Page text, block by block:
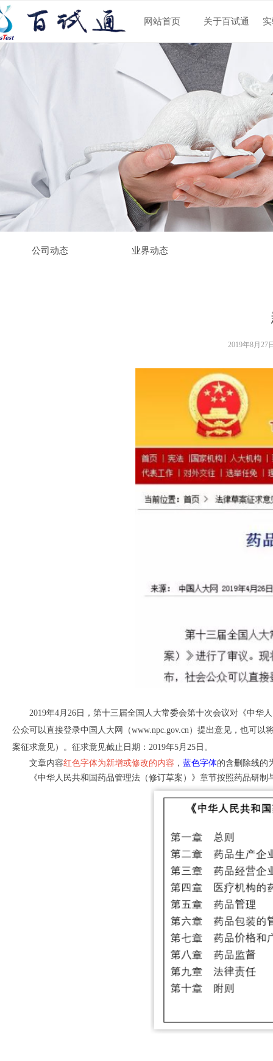
公司动态 业界动态
网站首页 关于百试通
2019年4月26日，第十三届全国人大常委会第十次会议对《中
公众可以直接登录中国人大网（www.npc.gov.cn）提出意见，也可
案征求意见）。征求意见截止日期：2019年5月25日。
文章内容红色字体为新增或修改的内容 ， 蓝色字体的含删除线的
《中华人民共和国药品管理法（修订草案）》章节按照药品研
2019年8月27